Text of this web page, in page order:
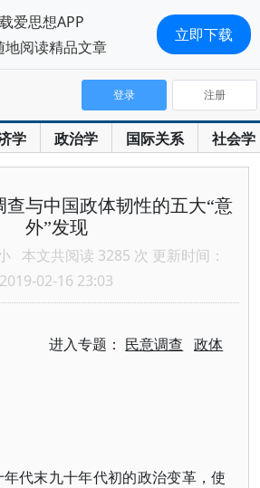
学 政治学 国际关系 社会学
登录 注册
查与中国政体韧性的五大“意
外”发现
本文共阅读 3285 次 更新时间：
2019-02-16 23:03
进入专题： 民意调查 政体
代末九十年代初的政治变革，使
爱思想APP
地阅读精品文章
立即下载